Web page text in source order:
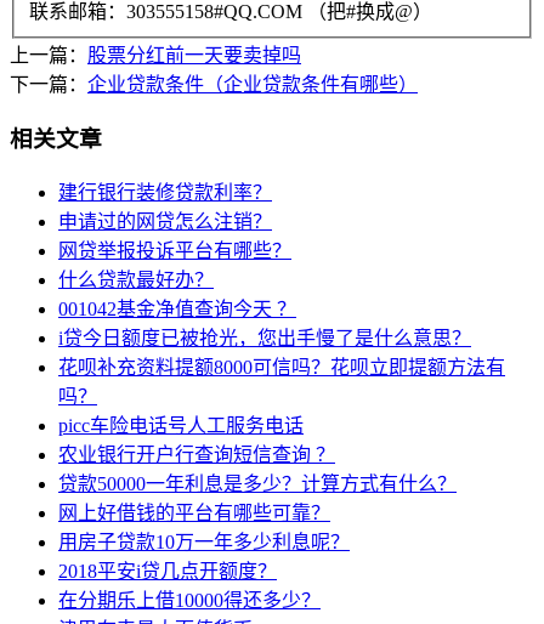
联系邮箱：303555158#QQ.COM （把#换成@）
上一篇： 股票分红前一天要卖掉吗
下一篇： 企业贷款条件（企业贷款条件有哪些）
相关文章
建行银行装修贷款利率？
申请过的网贷怎么注销？
网贷举报投诉平台有哪些？
什么贷款最好办？
001042基金净值查询今天 ？
i贷今日额度已被抢光，您出手慢了是什么意思？
花呗补充资料提额8000可信吗？花呗立即提额方法有
吗？
picc车险电话号人工服务电话
农业银行开户行查询短信查询 ？
贷款50000一年利息是多少？计算方式有什么？
网上好借钱的平台有哪些可靠？
用房子贷款10万一年多少利息呢？
2018平安i贷几点开额度？
在分期乐上借10000得还多少？